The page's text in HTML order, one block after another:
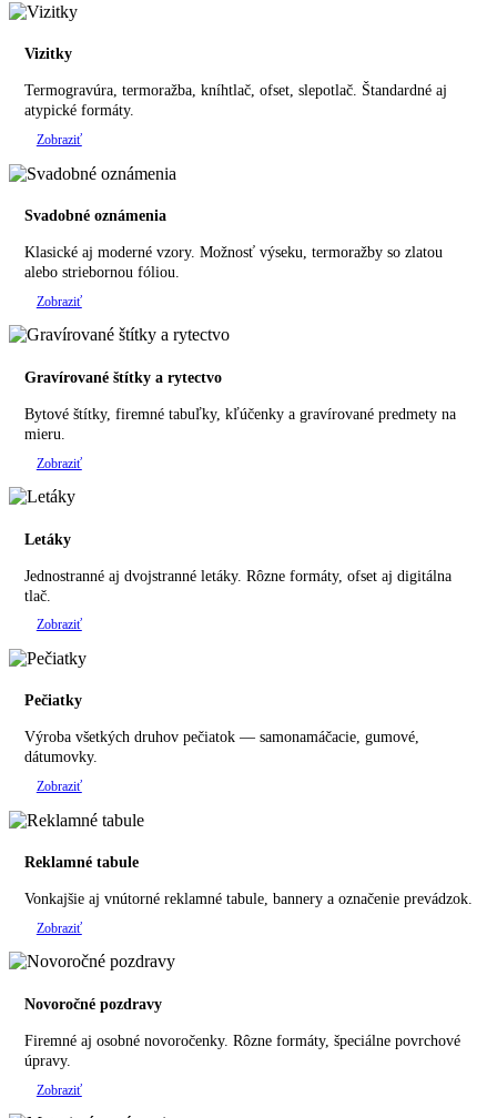
Vizitky
Termogravúra, termoražba, kníhtlač, ofset, slepotlač. Štandardné aj
atypické formáty.
Zobraziť
Svadobné oznámenia
Klasické aj moderné vzory. Možnosť výseku, termoražby so zlatou
alebo striebornou fóliou.
Zobraziť
Gravírované štítky a rytectvo
Bytové štítky, firemné tabuľky, kľúčenky a gravírované predmety na
mieru.
Zobraziť
Letáky
Jednostranné aj dvojstranné letáky. Rôzne formáty, ofset aj digitálna
tlač.
Zobraziť
Pečiatky
Výroba všetkých druhov pečiatok — samonamáčacie, gumové,
dátumovky.
Zobraziť
Reklamné tabule
Vonkajšie aj vnútorné reklamné tabule, bannery a označenie prevádzok.
Zobraziť
Novoročné pozdravy
Firemné aj osobné novoročenky. Rôzne formáty, špeciálne povrchové
úpravy.
Zobraziť